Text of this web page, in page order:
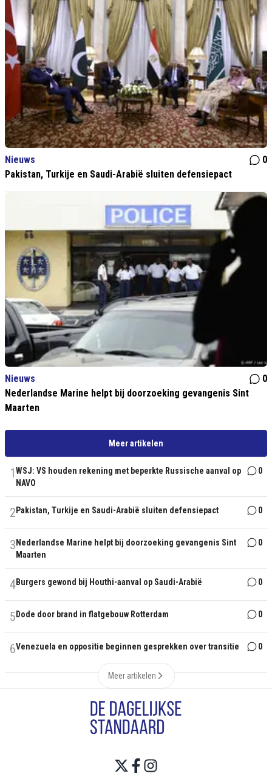
Nieuws
0
Pakistan, Turkije en Saudi-Arabië sluiten defensiepact
Nieuws
0
Nederlandse Marine helpt bij doorzoeking gevangenis Sint
Maarten
Meer artikelen
1WSJ: VS houden rekening met beperkte Russische aanval op
NAVO
0
2 Pakistan, Turkije en Saudi-Arabië sluiten defensiepact 0
3 Nederlandse Marine helpt bij doorzoeking gevangenis Sint
Maarten
0
4Burgers gewond bij Houthi-aanval op Saudi-Arabië 0
5 Dode door brand in flatgebouw Rotterdam 0
6Venezuela en oppositie beginnen gesprekken over transitie 0
Meer artikelen